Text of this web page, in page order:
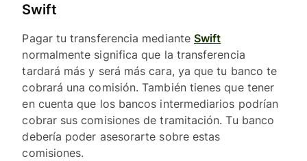
Swift
Pagar tu transferencia mediante Swift
normalmente significa que la transferencia
tardará más y será más cara, ya que tu banco te
cobrará una comisión. También tienes que tener
en cuenta que los bancos intermediarios podrían
cobrar sus comisiones de tramitación. Tu banco
debería poder asesorarte sobre estas
comisiones.